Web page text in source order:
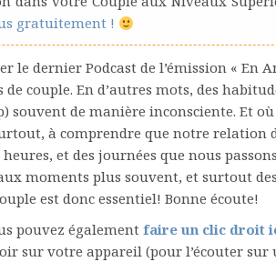
gratuitement !
le dernier Podcast de l’émission « En
couple. En d’autres mots, des
souvent de manière inconsciente. Et
à comprendre que notre relation
et des journées que nous
moments plus souvent, et surtout
est donc essentiel! Bonne écoute!
pouvez également faire un clic droit
sur votre appareil (pour l’écouter